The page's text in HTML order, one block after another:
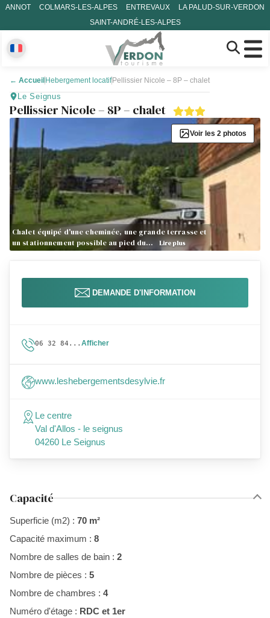
ANNOT COLMARS-LES-ALPES ENTREVAUX
LA PALUD-SUR-VERDON
SAINT-ANDRÉ-LES-ALPES
← Accueil Hebergement locatif Pellissier Nicole – 8P – chalet
Le Seignus
Pellissier Nicole – 8P – chalet
Chalet équipé d'une cheminée, une grande terrasse et
un stationnement possible au pied du…
Lire plus
Voir les 2 photos
Capacité
Superficie (m2) : 70 m²
Capacité maximum : 8
Nombre de salles de bain : 2
Nombre de pièces : 5
Nombre de chambres : 4
Numéro d'étage : RDC et 1er
DEMANDE D'INFORMATION
06 32 84... Afficher
www.leshebergementsdesylvie.fr
Le centre
Val d'Allos - le seignus
04260 Le Seignus